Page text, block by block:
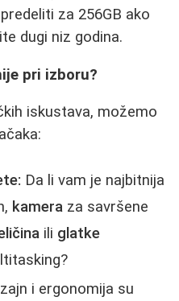
za 256GB ako
dugi niz godina.
pri izboru?
iskustava, možemo
Da li vam je najbitnija
kamera za savršene
ili glatke
i ergonomija su